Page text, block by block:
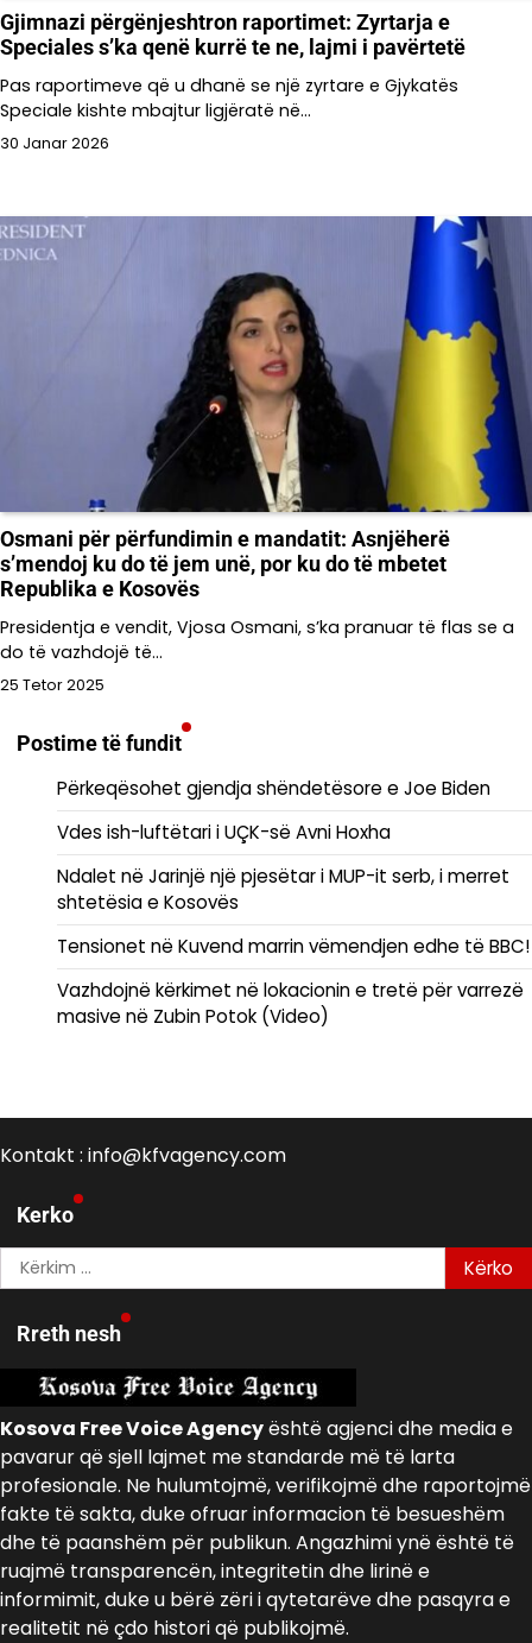
Gjimnazi përgënjeshtron raportimet: Zyrtarja e
Speciales s’ka qenë kurrë te ne, lajmi i pavërtetë
Pas raportimeve që u dhanë se një zyrtare e Gjykatës
Speciale kishte mbajtur ligjëratë në…
30 Janar 2026
Osmani për përfundimin e mandatit: Asnjëherë
s’mendoj ku do të jem unë, por ku do të mbetet
Republika e Kosovës
Presidentja e vendit, Vjosa Osmani, s’ka pranuar të flas se a
do të vazhdojë të…
25 Tetor 2025
Postime të fundit
Përkeqësohet gjendja shëndetësore e Joe Biden
Vdes ish-luftëtari i UÇK-së Avni Hoxha
Ndalet në Jarinjë një pjesëtar i MUP-it serb, i merret
shtetësia e Kosovës
Tensionet në Kuvend marrin vëmendjen edhe të BBC!
Vazhdojnë kërkimet në lokacionin e tretë për varrezë
masive në Zubin Potok (Video)
Kontakt : info@kfvagency.com
Kerko
Kërko
për:
Rreth nesh
Kosova Free Voice Agencyështë agjenci dhe media e
pavarur që sjell lajmet me standarde më të larta
profesionale. Ne hulumtojmë, verifikojmë dhe raportojmë
fakte të sakta, duke ofruar informacion të besueshëm
dhe të paanshëm për publikun. Angazhimi ynë është të
ruajmë transparencën, integritetin dhe lirinë e
informimit, duke u bërë zëri i qytetarëve dhe pasqyra e
realitetit në çdo histori që publikojmë.